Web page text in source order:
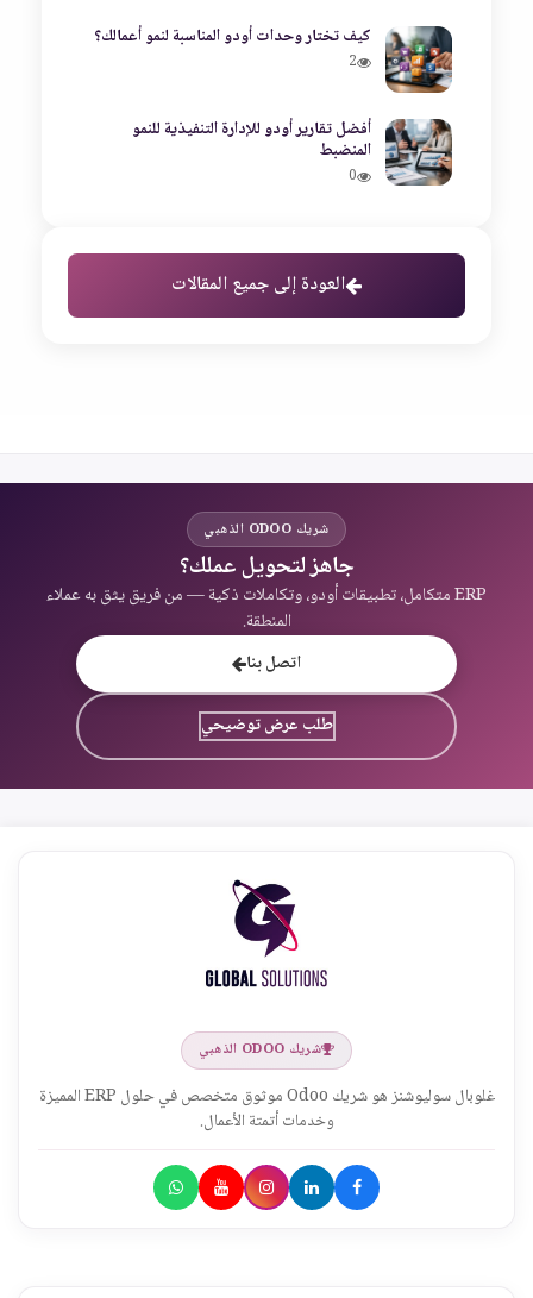
كيف تختار وحدات أودو المناسبة لنمو أعمالك؟
2
أفضل تقارير أودو للإدارة التنفيذية للنمو
المنضبط
0
العودة إلى جميع المقالات
شريك ODOO الذهبي
جاهز لتحويل عملك؟
ERP متكامل، تطبيقات أودو، وتكاملات ذكية — من فريق يثق به عملاء
المنطقة.
اتصل بنا
طلب عرض توضيحي
شريك ODOO الذهبي
غلوبال سوليوشنز هو شريك Odoo موثوق متخصص في حلول ERP المميزة
وخدمات أتمتة الأعمال.